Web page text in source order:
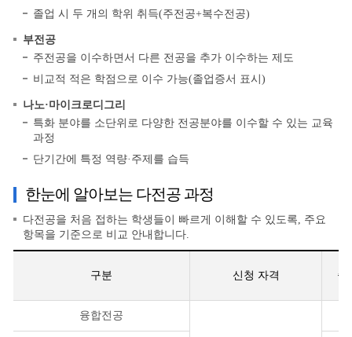
졸업 시 두 개의 학위 취득(주전공+복수전공)
부전공
주전공을 이수하면서 다른 전공을 추가 이수하는 제도
비교적 적은 학점으로 이수 가능(졸업증서 표시)
나노·마이크로디그리
특화 분야를 소단위로 다양한 전공분야를 이수할 수 있는 교육
과정
단기간에 특정 역량·주제를 습득
한눈에 알아보는 다전공 과정
다전공을 처음 접하는 학생들이 빠르게 이해할 수 있도록, 주요
항목을 기준으로 비교 안내합니다.
구분 신청 자격 졸
융합전공